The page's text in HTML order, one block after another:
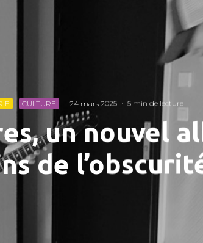
CULTURE · 24 mars 2025 · 5 min de lecture
un nouvel
de